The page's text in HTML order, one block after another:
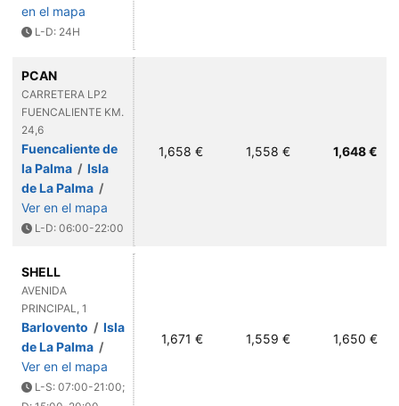
en el mapa
L-D: 24H
PCAN
CARRETERA LP2
FUENCALIENTE KM.
24,6
Fuencaliente de
la Palma / Isla
de La Palma /
Ver en el mapa
L-D: 06:00-22:00
1,658 € 1,558 € 1,648 €
SHELL
AVENIDA
PRINCIPAL, 1
Barlovento / Isla
de La Palma /
Ver en el mapa
L-S: 07:00-21:00;
1,671 € 1,559 € 1,650 €